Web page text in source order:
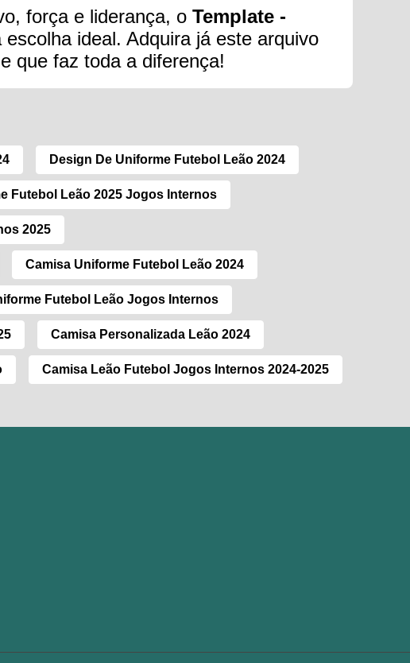
força e liderança, o Template -
escolha ideal. Adquira já este arquivo
que faz toda a diferença!
Design De Uniforme Futebol Leão 2024
Futebol Leão 2025 Jogos Internos
2025
Camisa Uniforme Futebol Leão 2024
Futebol Leão Jogos Internos
Camisa Personalizada Leão 2024
Camisa Leão Futebol Jogos Internos 2024-2025